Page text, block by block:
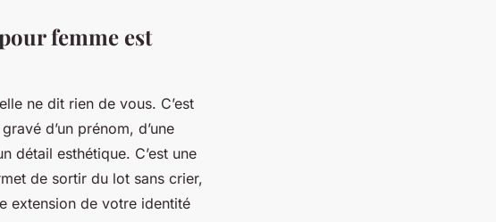
femme est
ne dit rien de vous. C’est
d’un prénom, d’une
détail esthétique. C’est une
de sortir du lot sans crier,
extension de votre identité